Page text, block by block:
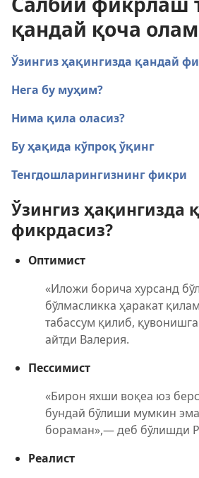
қандай қоча
Ўзингиз ҳақингизда қандай
Нега бу муҳим?
Нима қила оласиз?
Бу ҳақида кўпроқ ўқинг
Тенгдошларингизнинг фикри
Ўзингиз ҳақингизда
фикрдасиз?
Оптимист
«Иложи борича хурсанд
бўлмасликка ҳаракат
табассум қилиб,
айтди Валерия.
Пессимист
«Бирон яхши воқеа юз
бундай бўлиши мумкин
бораман»,— деб бўлишди
Реалист